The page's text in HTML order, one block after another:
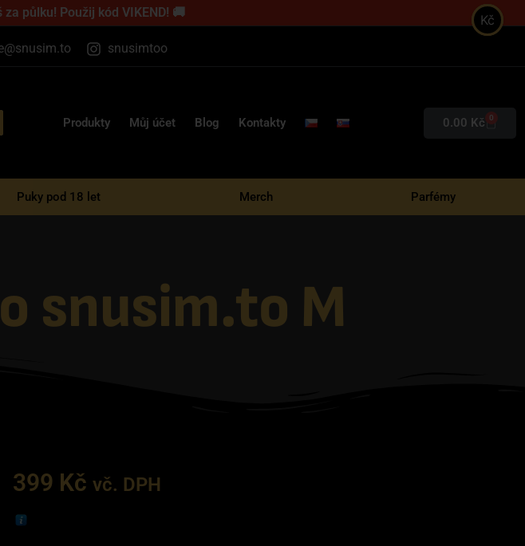
půlku! Použij kód VIKEND! 🚚
snusimtoo
Produkty Můj účet Blog Kontakty 0.00 Kč 0
Puky pod 18 let Merch Parfémy
snusim.to M
399 Kč vč. DPH
Kč